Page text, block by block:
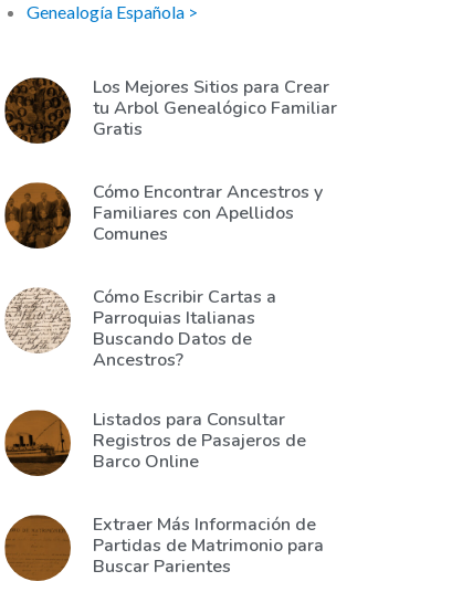
Genealogía Española >
Los Mejores Sitios para Crear
tu Arbol Genealógico Familiar
Gratis
Cómo Encontrar Ancestros y
Familiares con Apellidos
Comunes
Cómo Escribir Cartas a
Parroquias Italianas
Buscando Datos de
Ancestros?
Listados para Consultar
Registros de Pasajeros de
Barco Online
Extraer Más Información de
Partidas de Matrimonio para
Buscar Parientes